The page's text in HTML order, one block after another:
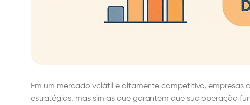
Em um mercado volátil e altamente competitivo,
estratégias, mas sim as que garantem que sua operação